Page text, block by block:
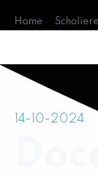
Home
14-10-2024